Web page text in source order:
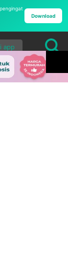
Download
app